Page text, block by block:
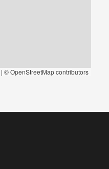
| © OpenStreetMap contributors